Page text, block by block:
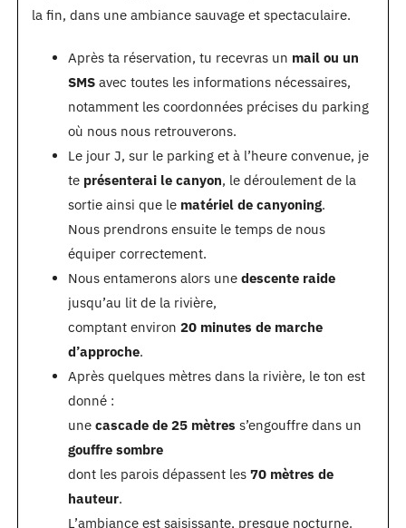
la fin, dans une ambiance sauvage et spectaculaire.
Après ta réservation, tu recevras un mail ou un
SMSavec toutes les informations nécessaires,
notamment les coordonnées précises du parking
où nous nous retrouverons.
Le jour J, sur le parking et à l’heure convenue, je
te présenterai le canyon, le déroulement de la
sortie ainsi que le matériel de canyoning.
Nous prendrons ensuite le temps de nous
équiper correctement.
Nous entamerons alors une descente raide
jusqu’au lit de la rivière,
comptant environ 20 minutes de marche
d’approche.
Après quelques mètres dans la rivière, le ton est
donné :
une cascade de 25 mètres s’engouffre dans un
gouffre sombre
dont les parois dépassent les 70 mètres de
hauteur.
L’ambiance est saisissante, presque nocturne.